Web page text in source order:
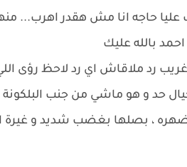
حاجه انا مش هقدر اهرب...
بالله عليك
رد ملاقاش اي رد لاحظ رؤى
حد و هو ماشي من جنب
، بصلها بغضب شديد و غيرة